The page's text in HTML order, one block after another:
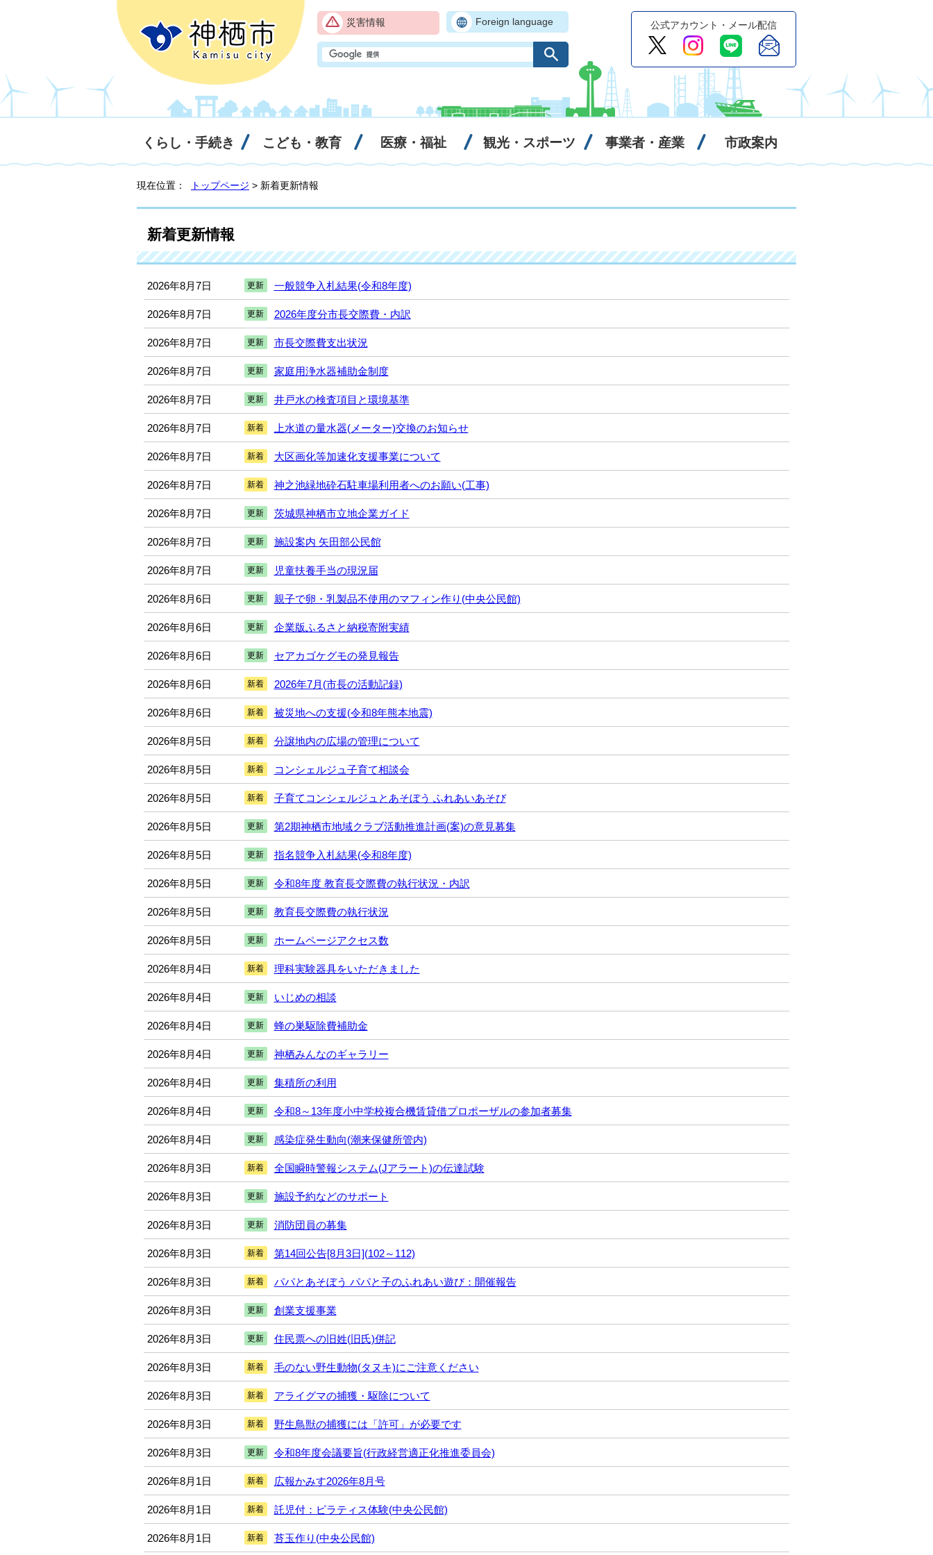
災害情報 Foreign language 公式アカウント・メール配信
くらし・手続き こども・教育 医療・福祉 観光・スポーツ 事業者・産業 市政案内
現在位置： トップページ > 新着更新情報
新着更新情報
2026年8月7日 更新 一般競争入札結果(令和8年度)
2026年8月7日 更新 2026年度分市長交際費・内訳
2026年8月7日 更新 市長交際費支出状況
2026年8月7日 更新 家庭用浄水器補助金制度
2026年8月7日 更新 井戸水の検査項目と環境基準
2026年8月7日 新着 上水道の量水器(メーター)交換のお知らせ
2026年8月7日 新着 大区画化等加速化支援事業について
2026年8月7日 新着 神之池緑地砕石駐車場利用者へのお願い(工事)
2026年8月7日 更新 茨城県神栖市立地企業ガイド
2026年8月7日 更新 施設案内 矢田部公民館
2026年8月7日 更新 児童扶養手当の現況届
2026年8月6日 更新 親子で卵・乳製品不使用のマフィン作り(中央公民館)
2026年8月6日 更新 企業版ふるさと納税寄附実績
2026年8月6日 更新 セアカゴケグモの発見報告
2026年8月6日 新着 2026年7月(市長の活動記録)
2026年8月6日 新着 被災地への支援(令和8年熊本地震)
2026年8月5日 新着 分譲地内の広場の管理について
2026年8月5日 新着 コンシェルジュ子育て相談会
2026年8月5日 新着 子育てコンシェルジュとあそぼう ふれあいあそび
2026年8月5日 更新 第2期神栖市地域クラブ活動推進計画(案)の意見募集
2026年8月5日 更新 指名競争入札結果(令和8年度)
2026年8月5日 更新 令和8年度 教育長交際費の執行状況・内訳
2026年8月5日 更新 教育長交際費の執行状況
2026年8月5日 更新 ホームページアクセス数
2026年8月4日 新着 理科実験器具をいただきました
2026年8月4日 更新 いじめの相談
2026年8月4日 更新 蜂の巣駆除費補助金
2026年8月4日 更新 神栖みんなのギャラリー
2026年8月4日 更新 集積所の利用
2026年8月4日 更新 令和8～13年度小中学校複合機賃貸借プロポーザルの参加者募集
2026年8月4日 更新 感染症発生動向(潮来保健所管内)
2026年8月3日 新着 全国瞬時警報システム(Jアラート)の伝達試験
2026年8月3日 更新 施設予約などのサポート
2026年8月3日 更新 消防団員の募集
2026年8月3日 新着 第14回公告[8月3日](102～112)
2026年8月3日 新着 パパとあそぼう パパと子のふれあい遊び：開催報告
2026年8月3日 更新 創業支援事業
2026年8月3日 更新 住民票への旧姓(旧氏)併記
2026年8月3日 新着 毛のない野生動物(タヌキ)にご注意ください
2026年8月3日 新着 アライグマの捕獲・駆除について
2026年8月3日 新着 野生鳥獣の捕獲には「許可」が必要です
2026年8月3日 更新 令和8年度会議要旨(行政経営適正化推進委員会)
2026年8月1日 新着 広報かみす2026年8月号
2026年8月1日 新着 託児付：ピラティス体験(中央公民館)
2026年8月1日 新着 苔玉作り(中央公民館)